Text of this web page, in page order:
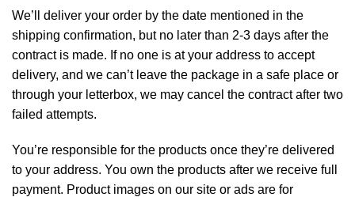
We’ll deliver your order by the date mentioned in the
shipping confirmation, but no later than 2-3 days after the
contract is made. If no one is at your address to accept
delivery, and we can’t leave the package in a safe place or
through your letterbox, we may cancel the contract after two
failed attempts.
You’re responsible for the products once they’re delivered
to your address. You own the products after we receive full
payment. Product images on our site or ads are for